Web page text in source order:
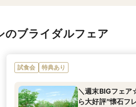
のブライダルフェア
試食会 特典あり
＼週末BIGフェ
ら大好評”懐石フ